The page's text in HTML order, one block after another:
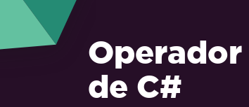
de C#